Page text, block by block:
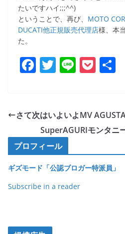
たいですハイ;;;^^)
ということで、再び、 MOTO
DUCATI他正規販売代理店様、本
た。
F
e
b
o
o
k
T
er
Li P
et
さて次はいよいよMV
SuperAGURIモンタニ
プロフィール
ギズモード「公認ブロガー特派員」
Subscribe in a reader